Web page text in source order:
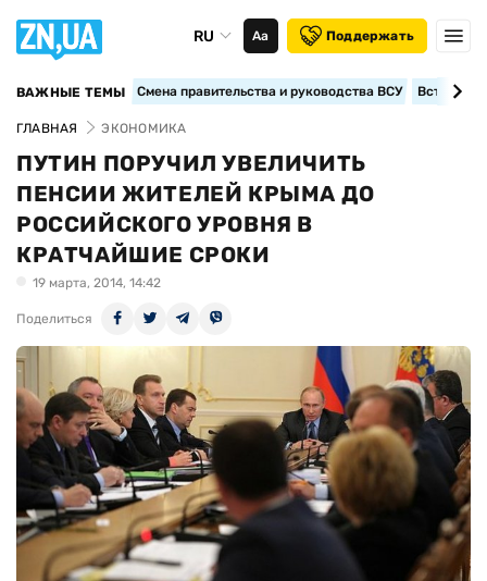
RU Аа Поддержать
ВАЖНЫЕ ТЕМЫ Смена правительства и руководства ВСУ
ГЛАВНАЯ ЭКОНОМИКА
ПУТИН ПОРУЧИЛ УВЕЛИЧИТЬ
ПЕНСИИ ЖИТЕЛЕЙ КРЫМА ДО
РОССИЙСКОГО УРОВНЯ В
КРАТЧАЙШИЕ СРОКИ
19 марта, 2014, 14:42
Поделиться